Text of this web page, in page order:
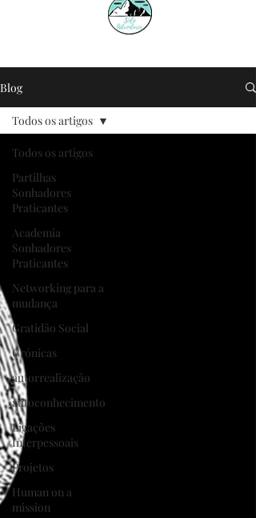
Blog
Todos os artigos
Partilhas
Sonhadores
Praticantes
Academia
Sonhadores
Praticantes
Networking para a
mudança
Gratidão Social
Crónicas
autorrealização
autoconhecimento
Ligações
Interpessoais
Projetos
Human on a
mission
Todos os artigos